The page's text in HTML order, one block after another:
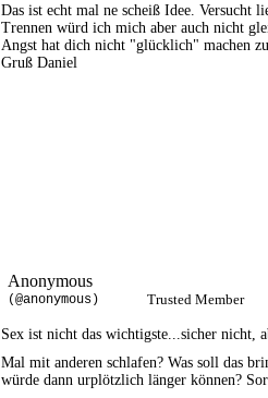
Das ist echt mal ne scheiß Idee. Versucht
Trennen würd ich mich aber auch nicht
Angst hat dich nicht "glücklich" machen zu
Gruß Daniel
Anonymous
(@anonymous) Trusted Member
Sex ist nicht das wichtigste...sicher nicht,
Mal mit anderen schlafen? Was soll das
würde dann urplötzlich länger können?